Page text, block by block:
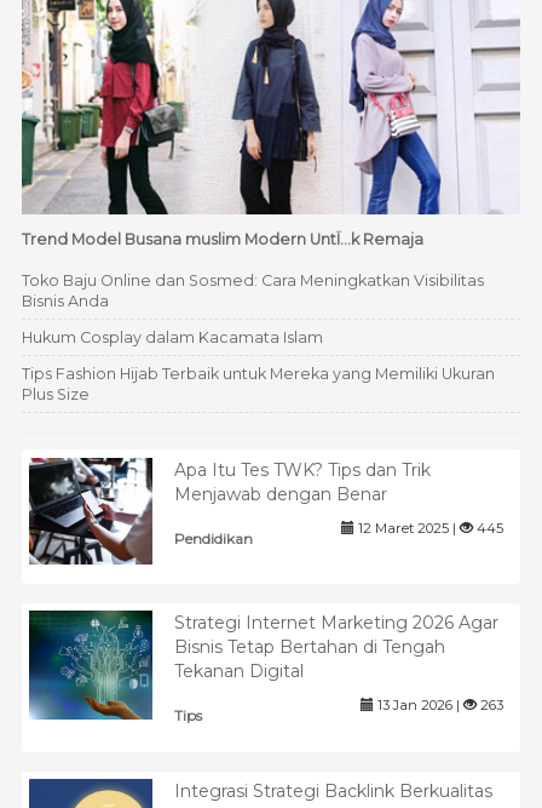
Trend Model Busana muslim Modern UntÏ…k Remaja
Toko Baju Online dan Sosmed: Cara Meningkatkan Visibilitas
Bisnis Anda
Hukum Cosplay dalam Kacamata Islam
Tips Fashion Hijab Terbaik untuk Mereka yang Memiliki Ukuran
Plus Size
Apa Itu Tes TWK? Tips dan Trik
Menjawab dengan Benar
Pendidikan
12 Maret 2025 | 445
Strategi Internet Marketing 2026 Agar
Bisnis Tetap Bertahan di Tengah
Tekanan Digital
Tips
13 Jan 2026 | 263
Integrasi Strategi Backlink Berkualitas